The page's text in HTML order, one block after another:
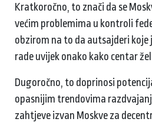
Kratkoročno, to znači da se
većim problemima u kontroli
obzirom na to da autsajderi koje
rade uvijek onako kako centar
Dugoročno, to doprinosi
opasnijim trendovima
zahtjeve izvan Moskve za